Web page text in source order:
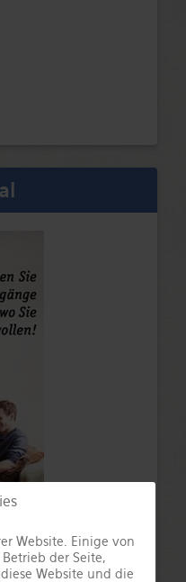
Website. Einige von
der Seite,
Website und die